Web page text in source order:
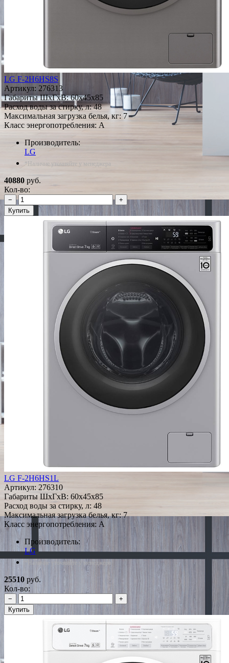
LG F-2H6HS8S
Артикул: 276313
Габариты ШxГxВ: 60x45x85
Расход воды за стирку, л: 48
Максимальная загрузка белья, кг: 7
Класс энергопотребления: A
Производитель:
LG
*Наличие уточняйте у менеджера
40880 руб.
Кол-во:
−
+
Купить
LG F-2H6HS1L
Артикул: 276310
Габариты ШxГxВ: 60x45x85
Расход воды за стирку, л: 48
Максимальная загрузка белья, кг: 7
Класс энергопотребления: A
Производитель:
LG
*Наличие уточняйте у менеджера
25510 руб.
Кол-во:
−
+
Купить